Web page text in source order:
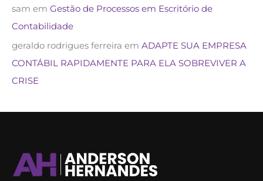
sam em Gestão de Processos em Escritório de
Contabilidade
geraldo rodrigues ferreira em ADAPTE SUA EMPRESA
CONTÁBIL RAPIDAMENTE PARA ELA SOBREVIVER A
CRISE